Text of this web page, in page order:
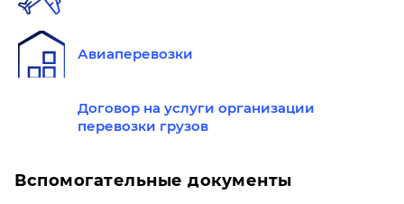
Авиаперевозки
Договор на услуги организации
перевозки грузов
Вспомогательные документы